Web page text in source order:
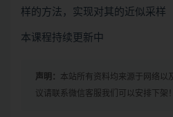
样的方法，实现对其的近似采样
本课程持续更新中
声明： 本站所有资料均来源于网络以
议请联系微信客服我们可以安排下架！